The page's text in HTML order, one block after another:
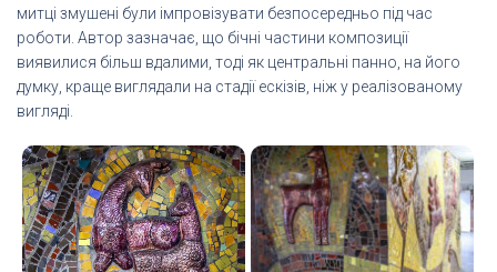
митці змушені були імпровізувати безпосередньо під час
роботи. Автор зазначає, що бічні частини композиції
виявилися більш вдалими, тоді як центральні панно, на його
думку, краще виглядали на стадії ескізів, ніж у реалізованому
вигляді.